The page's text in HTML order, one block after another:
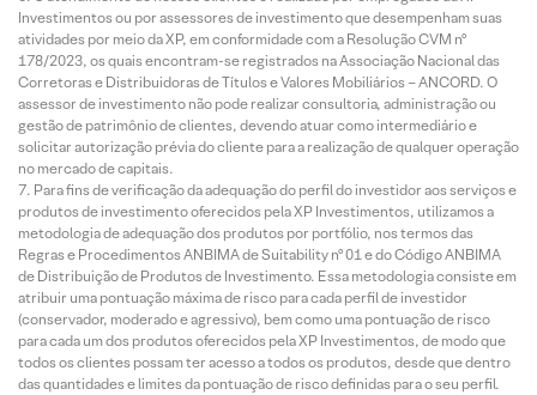
Investimentos ou por assessores de investimento que desempenham suas
atividades por meio da XP, em conformidade com a Resolução CVM nº
178/2023, os quais encontram-se registrados na Associação Nacional das
Corretoras e Distribuidoras de Títulos e Valores Mobiliários – ANCORD. O
assessor de investimento não pode realizar consultoria, administração ou
gestão de patrimônio de clientes, devendo atuar como intermediário e
solicitar autorização prévia do cliente para a realização de qualquer operação
no mercado de capitais.
Para fins de verificação da adequação do perfil do investidor aos serviços e
produtos de investimento oferecidos pela XP Investimentos, utilizamos a
metodologia de adequação dos produtos por portfólio, nos termos das
Regras e Procedimentos ANBIMA de Suitability nº 01 e do Código ANBIMA
de Distribuição de Produtos de Investimento. Essa metodologia consiste em
atribuir uma pontuação máxima de risco para cada perfil de investidor
(conservador, moderado e agressivo), bem como uma pontuação de risco
para cada um dos produtos oferecidos pela XP Investimentos, de modo que
todos os clientes possam ter acesso a todos os produtos, desde que dentro
das quantidades e limites da pontuação de risco definidas para o seu perfil.